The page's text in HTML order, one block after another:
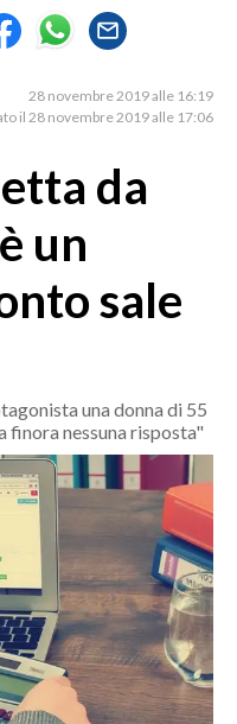
28 novembre 2019 alle 16:19
il 28 novembre 2019 alle 17:06
da
un
sale
una donna di 55
finora nessuna risposta"